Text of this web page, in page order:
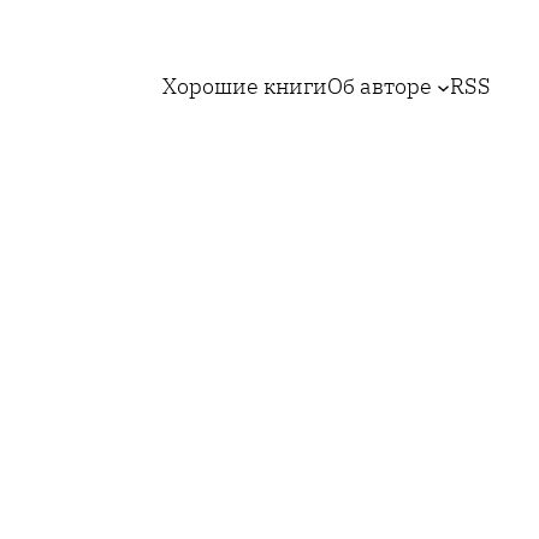
Хорошие книгиОб авторе RSS